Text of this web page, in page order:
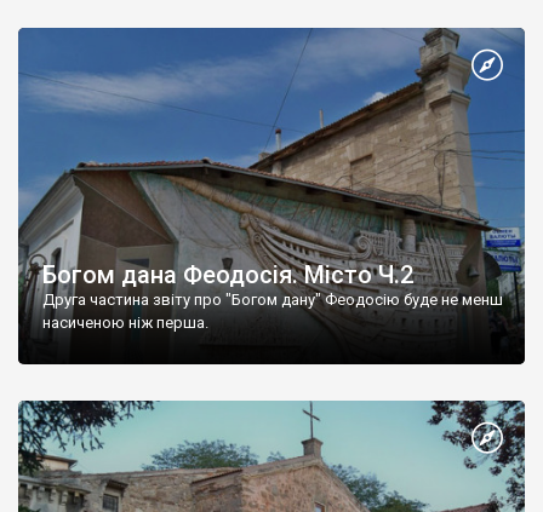
Богом дана Феодосія. Місто Ч.2
Друга частина звіту про "Богом дану" Феодосію буде не менш
насиченою ніж перша.